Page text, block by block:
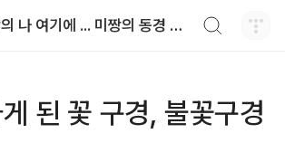
미짱의 나 여기에 ... 미짱의 동경 생활
된 꽃 구경, 불꽃구경